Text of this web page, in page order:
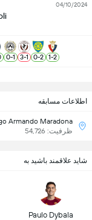
اطلاعات مسابقه
Armando Maradona
ظرفیت: 54,726
04/10/2024
2
-
1
2
-
0
1
-
3
1
-
0
شاید علاقمند باشید به
Paulo Dybala